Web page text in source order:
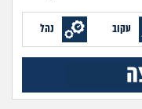
הטיפים
עקוב נהל